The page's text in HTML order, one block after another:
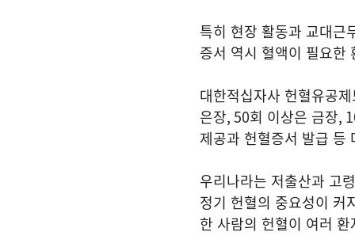
특히 현장 활동과 교대근
증서 역시 혈액이 필요한
대한적십자사 헌혈유공
은장, 50회 이상은 금장,
제공과 헌혈증서 발급 등
우리나라는 저출산과 고
정기 헌혈의 중요성이 커
한 사람의 헌혈이 여러